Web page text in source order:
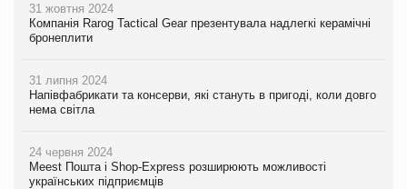
31 жовтня 2024
Компанія Rarog Tactical Gear презентувала надлегкі керамічні
бронеплити
31 липня 2024
Напівфабрикати та консерви, які стануть в пригоді, коли довго
нема світла
24 червня 2024
Meest Пошта і Shop-Express розширюють можливості
українських підприємців